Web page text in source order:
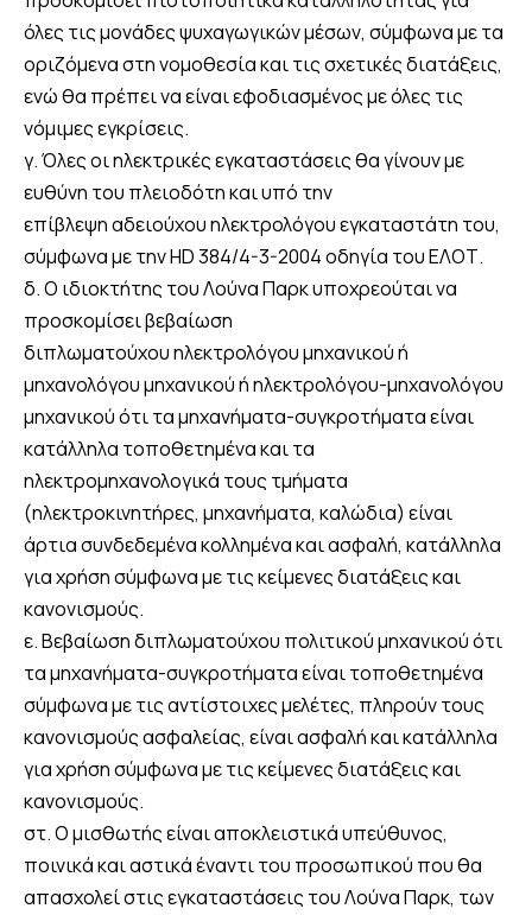
όλες τις μονάδες ψυχαγωγικών μέσων, σύμφωνα με τα
οριζόμενα στη νομοθεσία και τις σχετικές διατάξεις,
ενώ θα πρέπει να είναι εφοδιασμένος με όλες τις
νόμιμες εγκρίσεις.
γ. Όλες οι ηλεκτρικές εγκαταστάσεις θα γίνουν με
ευθύνη του πλειοδότη και υπό την
επίβλεψη αδειούχου ηλεκτρολόγου εγκαταστάτη του,
σύμφωνα με την HD 384/4-3-2004 οδηγία του ΕΛΟΤ.
δ. Ο ιδιοκτήτης του Λούνα Παρκ υποχρεούται να
προσκομίσει βεβαίωση
διπλωματούχου ηλεκτρολόγου μηχανικού ή
μηχανολόγου μηχανικού ή ηλεκτρολόγου-μηχανολόγου
μηχανικού ότι τα μηχανήματα-συγκροτήματα είναι
κατάλληλα τοποθετημένα και τα
ηλεκτρομηχανολογικά τους τμήματα
(ηλεκτροκινητήρες, μηχανήματα, καλώδια) είναι
άρτια συνδεδεμένα κολλημένα και ασφαλή, κατάλληλα
για χρήση σύμφωνα με τις κείμενες διατάξεις και
κανονισμούς.
ε. Βεβαίωση διπλωματούχου πολιτικού μηχανικού ότι
τα μηχανήματα-συγκροτήματα είναι τοποθετημένα
σύμφωνα με τις αντίστοιχες μελέτες, πληρούν τους
κανονισμούς ασφαλείας, είναι ασφαλή και κατάλληλα
για χρήση σύμφωνα με τις κείμενες διατάξεις και
κανονισμούς.
στ. Ο μισθωτής είναι αποκλειστικά υπεύθυνος,
ποινικά και αστικά έναντι του προσωπικού που θα
απασχολεί στις εγκαταστάσεις του Λούνα Παρκ, των